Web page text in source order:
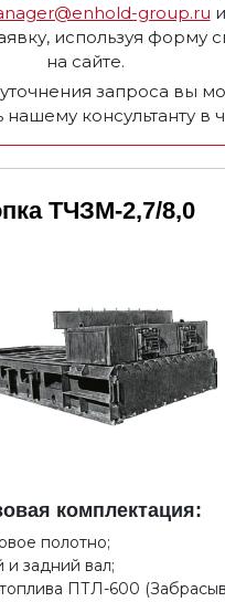
group.ru
используя форму
на сайте.
запроса вы
нашему консультанту в
ТЧЗМ-2,7/8,0
комплектация:
полотно;
задний вал;
ПТЛ-600